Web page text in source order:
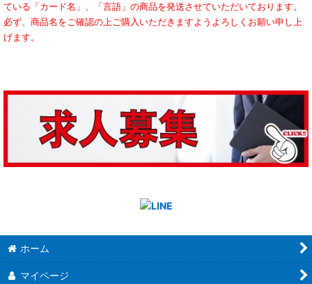
ている「カード名」、「言語」の商品を発送させていただいております。
必ず、商品名をご確認の上ご購入いただきますようよろしくお願い申し上
げます。
ホーム
マイページ